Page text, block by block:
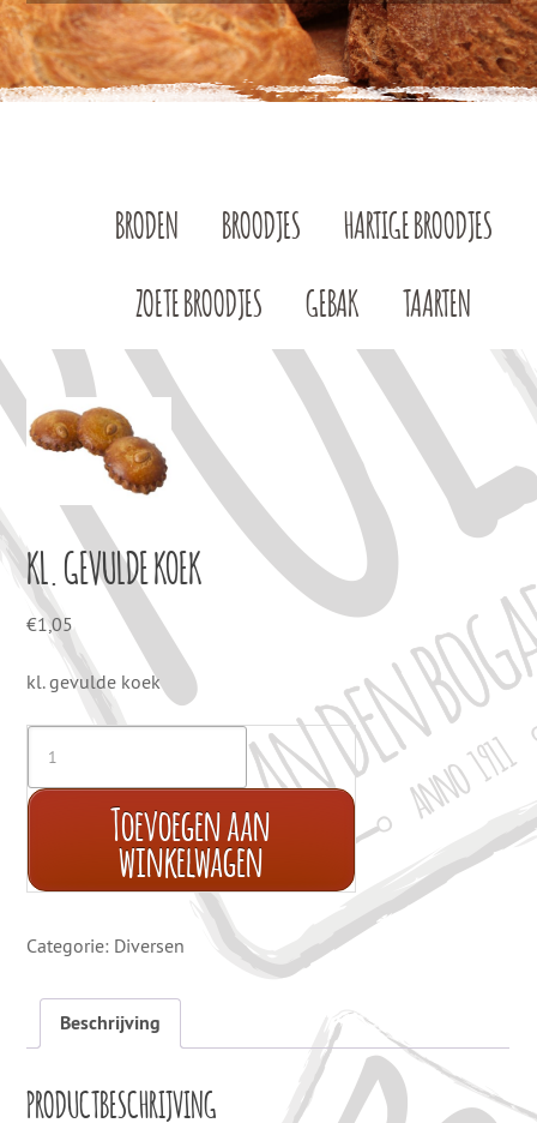
BRODEN BROODJES HARTIGE BROODJES
ZOETE BROODJES GEBAK TAARTEN
KL. GEVULDE KOEK
€1,05
kl. gevulde koek
Toevoegen aan
winkelwagen
Categorie: Diversen
Beschrijving
PRODUCTBESCHRIJVING